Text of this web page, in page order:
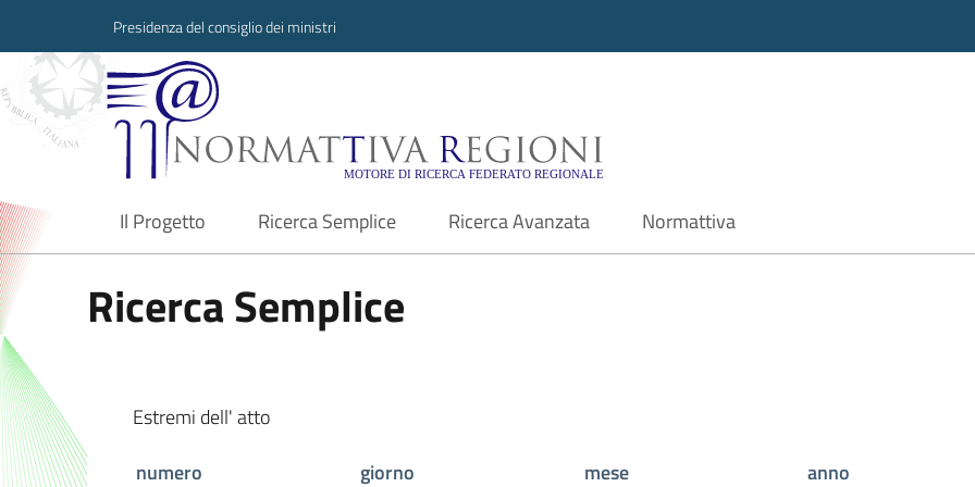
Presidenza del consiglio dei ministri
Normattiva Regioni - Motore di ricerca
Il Progetto
current Ricerca Semplice Ricerca Avanzata Normattiva
Ricerca Semplice
Estremi dell' atto
numero
giorno mese
anno